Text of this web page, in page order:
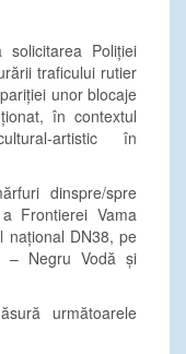
Poliției
traficului rutier
unor blocaje
în contextul
artistic în
dinspre/spre
Frontierei Vama
național DN38, pe
– Negru Vodă și
următoarele